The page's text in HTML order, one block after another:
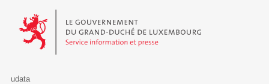
Le Gouvernement du Grand-Duché de Luxembourg - Service
udata